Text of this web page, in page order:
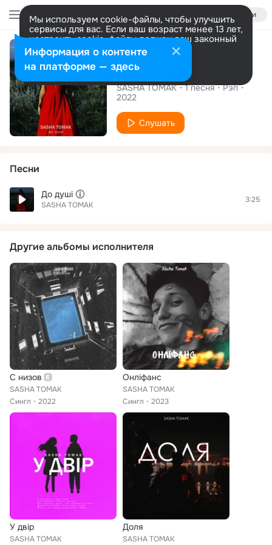
Войти
Мы используем cookie-файлы, чтобы улучшить
сервисы для вас. Если ваш возраст менее 13 лет,
настроить cookie-файлы должен ваш законный
представитель. Больше информации
Разрешить все Настроить
Сингл
До душі
SASHA TOMAK 1песня
Рэп
2022
Слушать
Песни
До душі
SASHA TOMAK
3:25
Другие альбомы исполнителя
С низов
SASHA TOMAK
Сингл
2022
Онліфанс
SASHA TOMAK
Сингл
2023
У двір
SASHA TOMAK
Доля
SASHA TOMAK
Информация о контенте
на платформе — здесь